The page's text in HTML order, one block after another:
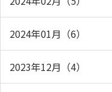
2024年01月（6）
2023年12月（4）